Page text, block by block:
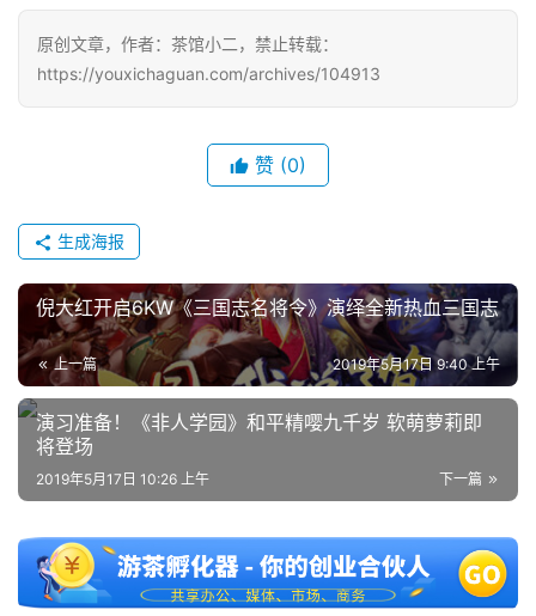
原创文章，作者：茶馆小二，禁止转载：
https://youxichaguan.com/archives/104913
赞 (0)
生成海报
倪大红开启6KW《三国志名将令》演绎全新热血三国志
上一篇 2019年5月17日 9:40 上午
演习准备！《非人学园》和平精嘤九千岁 软萌萝莉即
将登场
下一篇
2019年5月17日 10:26 上午